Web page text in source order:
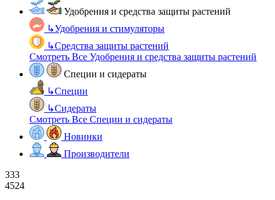
Удобрения и средства защиты растений
↳Удобрения и стимуляторы
↳Средства защиты растений
Смотреть Все Удобрения и средства защиты растений
Специи и сидераты
↳Специи
↳Сидераты
Смотреть Все Специи и сидераты
Новинки
Производители
333
4524